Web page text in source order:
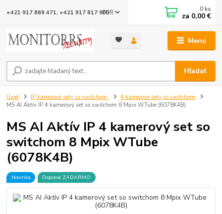
Menu
EUR
Hľadať
+421 917 869 471, +421 917 817 905 0 ks
za 0,00 €
Úvod IP kamerové sety so switchom
4 kamerové sety so switchom
MS AI Aktív IP 4 kamerový set so switchom 8 Mpix WTube (6078K4B)
MS AI Aktív IP 4 kamerový set so
switchom 8 Mpix WTube
(6078K4B)
Novinka Doprava ZADARMO